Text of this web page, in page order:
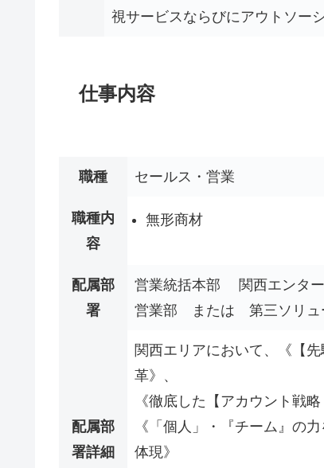
視サービスならびにアウトソー
仕事内容
職種 セールス・営業
職種内
容
無形商材
配属部
署
営業統括本部 関西エンタ
営業部 または 第三ソリュ
配属部
署詳細
関西エリアにおいて、《【
革》、
《徹底した【アカウント戦
《「個人」・『チーム』の
体現》